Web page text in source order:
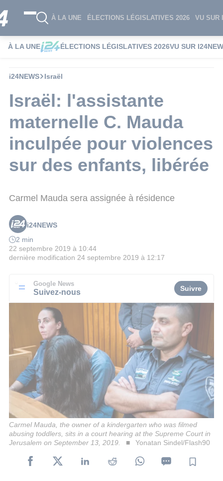
À LA UNE ÉLECTIONS LÉGISLATIVES 2026 VU SUR
À LA UNE ÉLECTIONS LÉGISLATIVES 2026VU SUR
i24NEWS Israël
Israël: l'assistante
maternelle C. Mauda
inculpée pour violences
sur des enfants, libérée
Carmel Mauda sera assignée à résidence
i24NEWS
2 min
22 septembre 2019 à 10:44
dernière modification 24 septembre 2019 à 12:17
Google News
Suivez-nous Suivre
Carmel Mauda, the owner of a kindergarten who was filmed
abusing toddlers, sits in a court hearing at the Supreme Court in
Jerusalem on September 13, 2019.
Yonatan Sindel/Flash90